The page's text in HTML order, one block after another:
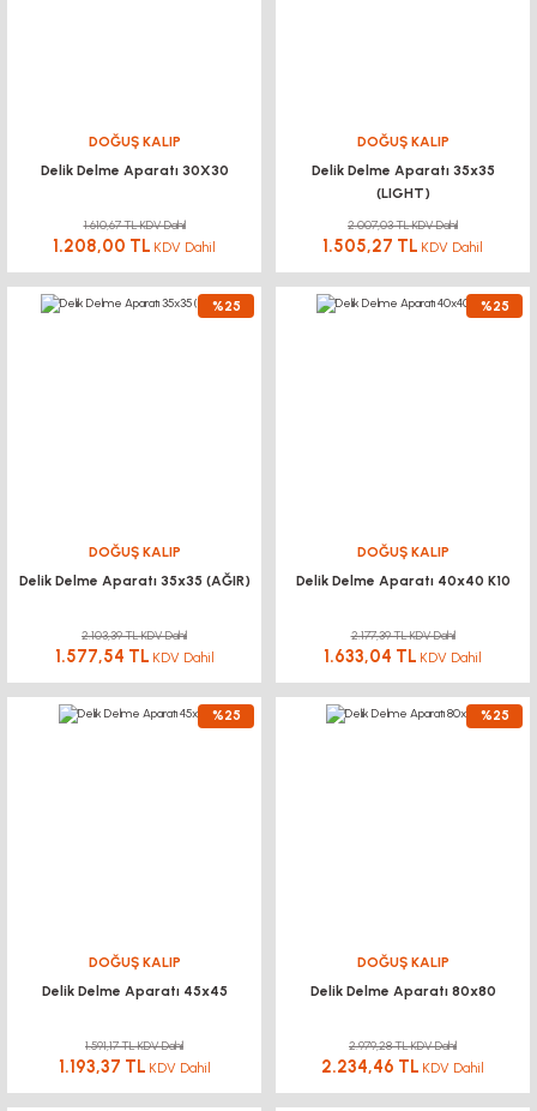
DOĞUŞ KALIP
Delik Delme Aparatı 30X30
1.610,67 TL KDV Dahil
1.208,00 TL KDV Dahil
DOĞUŞ KALIP
Delik Delme Aparatı 35x35
(LIGHT)
2.007,03 TL KDV Dahil
1.505,27 TL KDV Dahil
%25
DOĞUŞ KALIP
Delik Delme Aparatı 35x35 (AĞIR)
2.103,39 TL KDV Dahil
1.577,54 TL KDV Dahil
%25
DOĞUŞ KALIP
Delik Delme Aparatı 40x40 K10
2.177,39 TL KDV Dahil
1.633,04 TL KDV Dahil
%25
DOĞUŞ KALIP
Delik Delme Aparatı 45x45
1.591,17 TL KDV Dahil
1.193,37 TL KDV Dahil
%25
DOĞUŞ KALIP
Delik Delme Aparatı 80x80
2.979,28 TL KDV Dahil
2.234,46 TL KDV Dahil